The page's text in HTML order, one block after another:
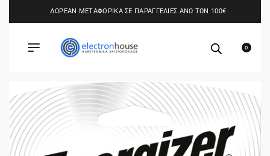
ΔΩΡΕΑΝ ΜΕΤΑΦΟΡΙΚΑ ΣΕ ΠΑΡΑΓΓΕΛΙΕΣ ΑΝΩ ΤΩΝ 100€
0